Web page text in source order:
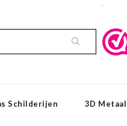
Schilderijen 3D